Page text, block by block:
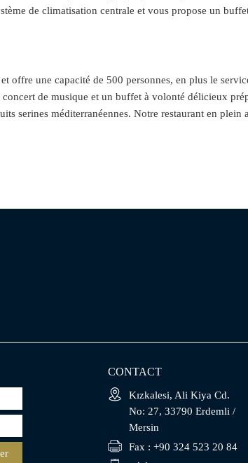
de climatisation centrale et vous propose un
offre une capacité de 500 personnes, en plus le
de musique et un buffet à volonté délicieux
serines méditerranéennes. Notre restaurant en
CONTACT
Kızkalesi, Ali Kiya Cd.
No: 27, 33790 Erdemli /
Mersin
Fax : +90 324 523 20 84